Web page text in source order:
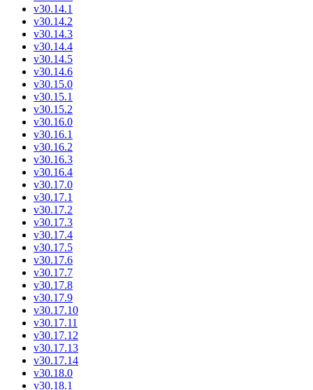
v30.14.1
v30.14.2
v30.14.3
v30.14.4
v30.14.5
v30.14.6
v30.15.0
v30.15.1
v30.15.2
v30.16.0
v30.16.1
v30.16.2
v30.16.3
v30.16.4
v30.17.0
v30.17.1
v30.17.2
v30.17.3
v30.17.4
v30.17.5
v30.17.6
v30.17.7
v30.17.8
v30.17.9
v30.17.10
v30.17.11
v30.17.12
v30.17.13
v30.17.14
v30.18.0
v30.18.1